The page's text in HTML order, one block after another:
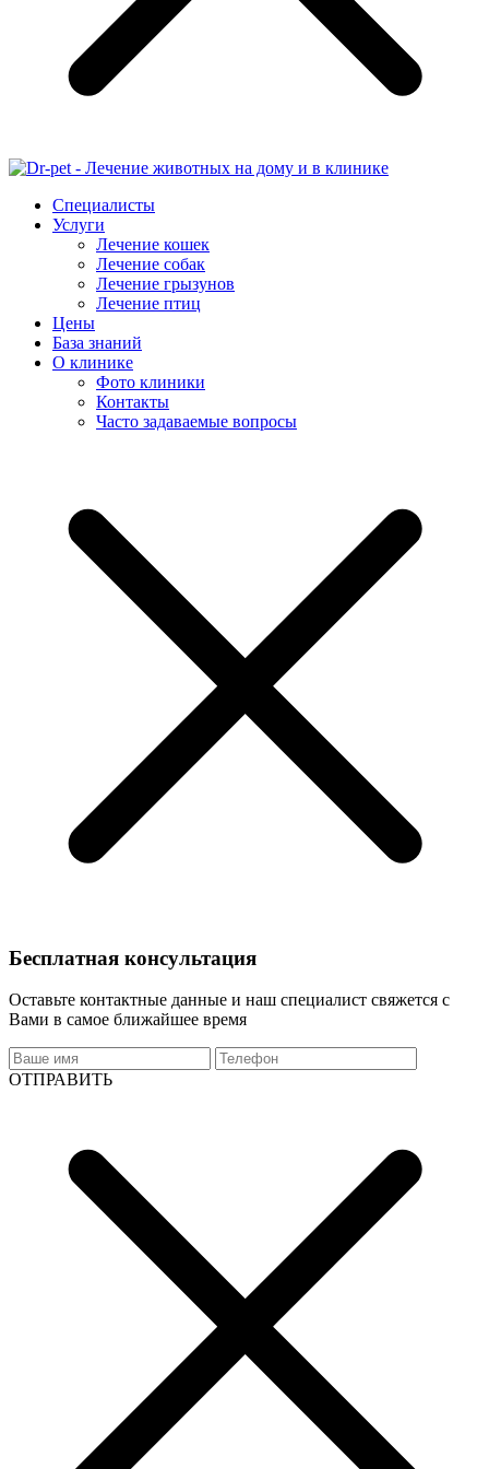
Специалисты
Услуги
Лечение кошек
Лечение собак
Лечение грызунов
Лечение птиц
Цены
База знаний
О клинике
Фото клиники
Контакты
Часто задаваемые вопросы
Бесплатная консультация
Оставьте контактные данные и наш специалист свяжется с
Вами в самое ближайшее время
ОТПРАВИТЬ